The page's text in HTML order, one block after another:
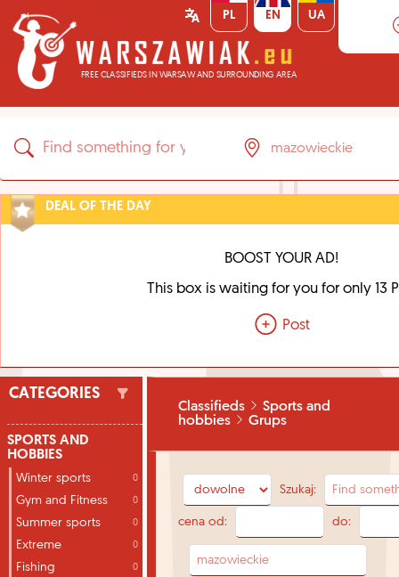
FREE CLASSIFIEDS IN WARSAW AND SURROUNDING AREA
PL EN UA
DEAL OF THE DAY
BOOST YOUR AD!
This box is waiting for you for only 13
Post
CATEGORIES
SPORTS AND
HOBBIES
Winter sports 0
Gym and Fitness 0
Summer sports 0
Extreme 0
Fishing 0
Classifieds
Sports and
hobbies
Grups
Szukaj:
cena od: do: